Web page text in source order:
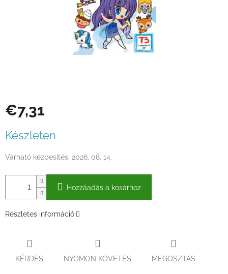
€7,31
Készleten
Várható kézbesítés: 2026. 08. 14.
Hozzáadás a kosárhoz
Részletes információ
KÉRDÉS NYOMON KÖVETÉS MEGOSZTÁS